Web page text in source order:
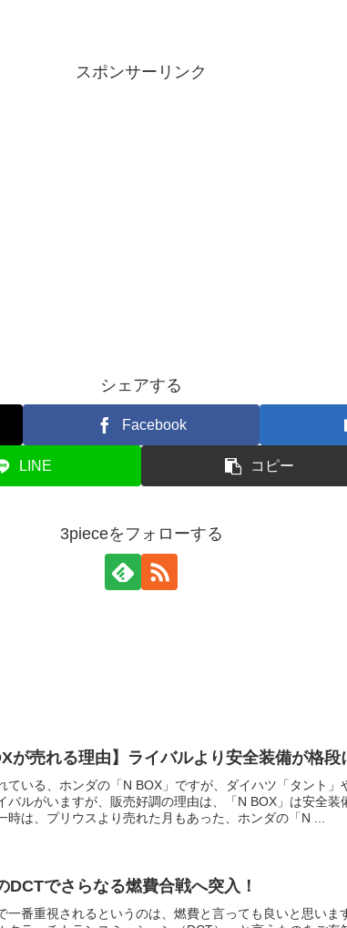
スポンサーリンク
シェアする
Facebook
LINE コピー
3pieceをフォローする
が売れる理由】ライバルより安全装備が格段
ている、ホンダの「N BOX」ですが、ダイハツ「タント」
バルがいますが、販売好調の理由は、「N BOX」は安全装
時は、プリウスより売れた月もあった、ホンダの「N ...
DCTでさらなる燃費合戦へ突入！
一番重視されるというのは、燃費と言っても良いと思いま